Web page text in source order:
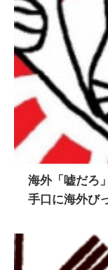
海外「嘘だろ
手口に海外び